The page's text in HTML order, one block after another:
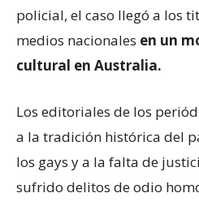
policial, el caso llegó a los
medios nacionales en un
cultural en Australia.
Los editoriales de los
a la tradición histórica del
los gays y a la falta de
sufrido delitos de odio